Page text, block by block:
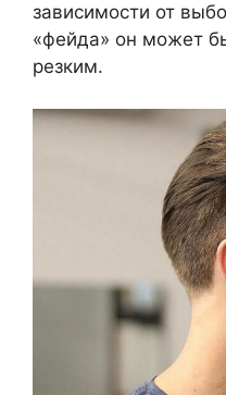
зависимости от
«фейда» он может
резким.